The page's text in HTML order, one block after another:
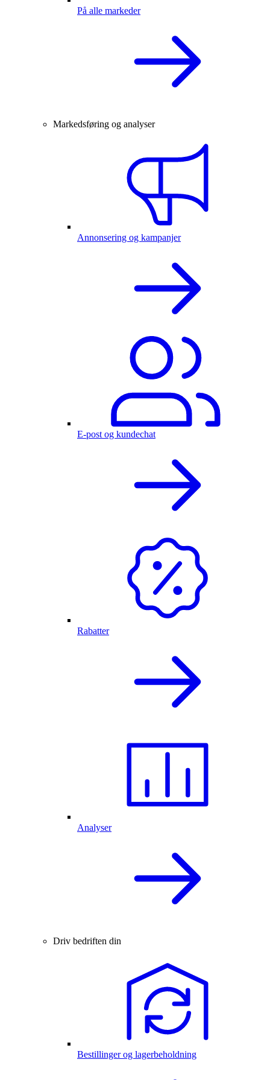
På alle markeder
Markedsføring og analyser
Annonsering og kampanjer
E-post og kundechat
Rabatter
Analyser
Driv bedriften din
Bestillinger og lagerbeholdning